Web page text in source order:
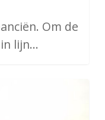
Om de
lijn…